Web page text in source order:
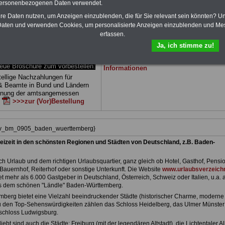
Ratgeber sind übersichtlich
erläutern auch komplizierte
(auch für
öffentlichen Dienstes in
Broschüre zum vorbestellen:
Nachzahlungen für
Beamte in Bund und Ländern
der amtsangemessen
>>>zur (Vor)Bestellung
Landes Baden-Württemberg
geeignet:
Bücher behandeln Beamtenrecht,
Beamtenversor-gung, Beihilfe, Rund ums
Nebentätigkeitsrecht, Frauen im
Dienst. und Berufseinstieg im öffentlichen
Dienst. Man kann die eBooks
Informationen
in den schönsten Regionen und Städten von Deutschland, z.B. Baden-
Urlaub und dem richtigen Urlaubsquartier, ganz gleich ob Hotel, Gasthof,
Reiterhof oder sonstige Unterkunft. Die Website
mehr als 6.000 Gastgeber in Deutschland, Österreich, Schweiz oder Italien, u.a.
dem schönen "Ländle" Baden-Württemberg.
bietet eine Vielzahl beeindruckender Städte (historischer Charme, moderne
den Top-Sehenswürdigkeiten zählen das Schloss Heidelberg, das Ulmer
Ludwigsburg.
Daten verwendet.
Daten nutzen, um Anzeigen einzublenden, die für Sie relevant sein könnten?
und verwenden Cookies, um personalisierte Anzeigen einzublenden und
erfassen.
Ja, ich stimme zu!